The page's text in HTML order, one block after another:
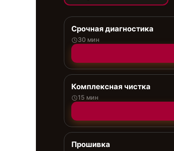
Срочная диагностика
30 мин
Комплексная чистка
15 мин
Прошивка